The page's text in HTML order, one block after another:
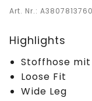
Art. Nr.:
Highlights
Stoffhose
Loose Fit
Wide Leg